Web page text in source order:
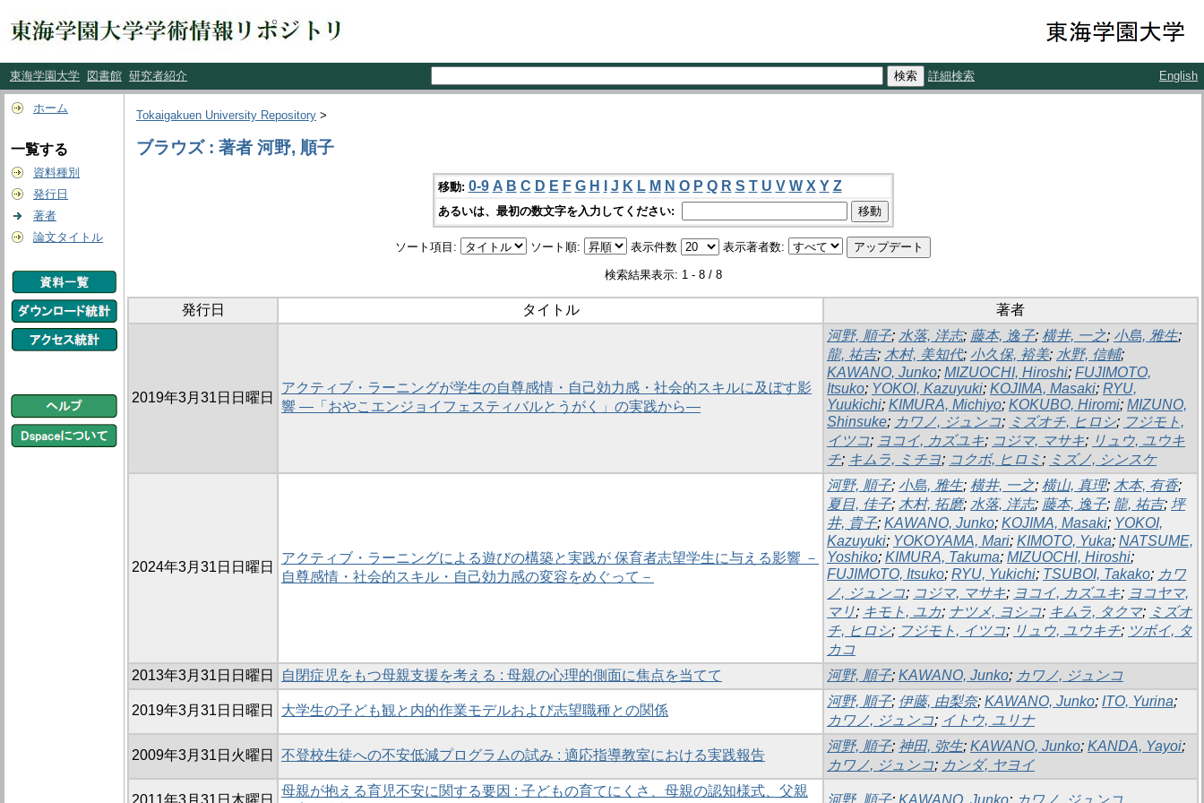
東海学園大学 図書館 研究者紹介 詳細検索 English
ホーム
一覧する
資料種別
発行日
著者
論文タイトル
Tokaigakuen University Repository >
ブラウズ : 著者 河野, 順子
移動: 0-9 A B C D E F G H J K L M N O P Q R S T U V W X Y Z
あるいは、最初の数文字を入力してください:
ソート項目: ソート順: 表示件数 表示著者数:
検索結果表示: 1 - 8 / 8
発行日 タイトル 著者
2019年3月31日日曜日
アクティブ・ラーニングが学生の自尊感情・自己効力感・社会的スキルに及ぼす影
響 ―「おやこエンジョイフェスティバルとうがく」の実践から―
河野, 順子; 水落, 洋志; 藤本, 逸子; 横井, 一之; 小島, 雅生;
龍, 祐吉; 木村, 美知代; 小久保, 裕美; 水野, 信輔;
KAWANO, Junko; MIZUOCHI, Hiroshi; FUJIMOTO,
Itsuko; YOKOI, Kazuyuki; KOJIMA, Masaki; RYU,
Yuukichi; KIMURA, Michiyo; KOKUBO, Hiromi; MIZUNO,
Shinsuke; カワノ, ジュンコ; ミズオチ, ヒロシ; フジモト,
イツコ; ヨコイ, カズユキ; コジマ, マサキ; リュウ, ユウキ
チ; キムラ, ミチヨ; コクボ, ヒロミ ; ミズノ, シンスケ
2024年3月31日日曜日
アクティブ・ラーニングによる遊びの構築と実践が 保育者志望学生に与える影響 －
自尊感情・社会的スキル・自己効力感の変容をめぐって－
河野, 順子; 小島, 雅生; 横井, 一之; 横山, 真理; 木本, 有香;
夏目, 佳子; 木村, 拓磨; 水落, 洋志; 藤本, 逸子; 龍, 祐吉; 坪
井, 貴子; KAWANO, Junko; KOJIMA, Masaki; YOKOI,
Kazuyuki; YOKOYAMA, Mari; KIMOTO, Yuka; NATSUME,
Yoshiko; KIMURA, Takuma; MIZUOCHI, Hiroshi;
FUJIMOTO, Itsuko; RYU, Yukichi; TSUBOI, Takako; カワ
ノ, ジュンコ; コジマ, マサキ; ヨコイ, カズユキ; ヨコヤマ,
マリ; キモト, ユカ; ナツメ, ヨシコ; キムラ, タクマ; ミズオ
チ, ヒロシ; フジモト, イツコ; リュウ, ユウキチ; ツボイ, タ
カコ
2013年3月31日日曜日
自閉症児をもつ母親支援を考える : 母親の心理的側面に焦点を当てて 河野, 順子; KAWANO, Junko; カワノ, ジュンコ
2019年3月31日日曜日 大学生の子ども観と内的作業モデルおよび志望職種との関係
河野, 順子; 伊藤, 由梨奈; KAWANO, Junko; ITO, Yurina;
カワノ, ジュンコ; イトウ, ユリナ
2009年3月31日火曜日 不登校生徒への不安低減プログラムの試み : 適応指導教室における実践報告
河野, 順子; 神田, 弥生; KAWANO, Junko; KANDA, Yayoi;
カワノ, ジュンコ; カンダ, ヤヨイ
母親が抱える育児不安に関する要因 : 子どもの育てにくさ、母親の認知様式、父親